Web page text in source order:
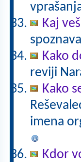
Kaj
Kako
reviji
Kako
imena
Kdor